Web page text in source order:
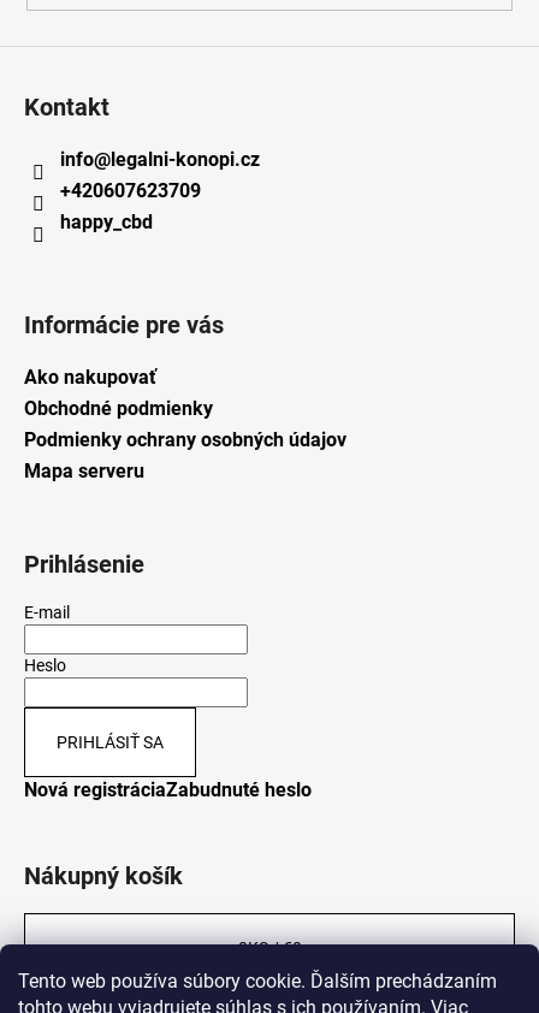
Tento web používa súbory cookie. Ďalším prechádzaním
tohto webu vyjadrujete súhlas s ich používaním. Viac
Kontakt
info@legalni-konopi.cz
+420607623709
happy_cbd
Informácie pre vás
Ako nakupovať
Obchodné podmienky
Podmienky ochrany osobných údajov
Mapa serveru
Prihlásenie
E-mail
Heslo
PRIHLÁSIŤ SA
Nová registráciaZabudnuté heslo
Nákupný košík
0KS /€0